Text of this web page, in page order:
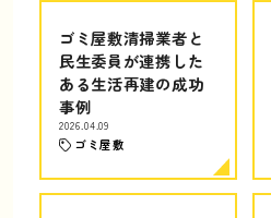
ゴミ屋敷清掃業者と
民生委員が連携した
ある生活再建の成功
事例
2026.04.09
ゴミ屋敷